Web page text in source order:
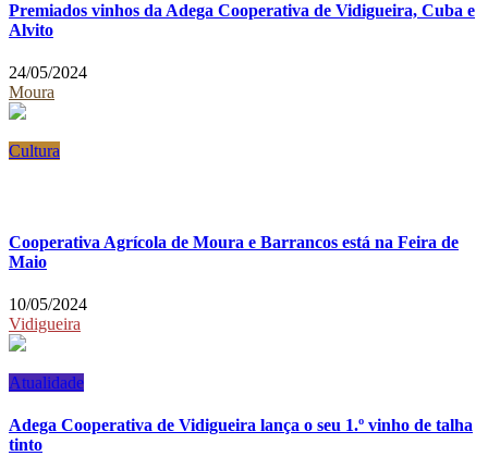
Premiados vinhos da Adega Cooperativa de Vidigueira, Cuba e
Alvito
24/05/2024
Moura
Cultura
Cooperativa Agrícola de Moura e Barrancos está na Feira de
Maio
10/05/2024
Vidigueira
Atualidade
Adega Cooperativa de Vidigueira lança o seu 1.º vinho de talha
tinto